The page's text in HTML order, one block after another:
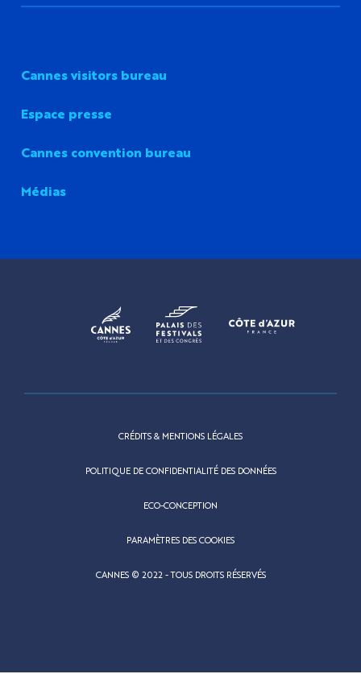
Cannes visitors bureau
Espace presse
Cannes convention bureau
Médias
CRÉDITS & MENTIONS LÉGALES
POLITIQUE DE CONFIDENTIALITÉ DES DONNÉES
ECO-CONCEPTION
PARAMÈTRES DES COOKIES
CANNES © 2022 - TOUS DROITS RÉSERVÉS